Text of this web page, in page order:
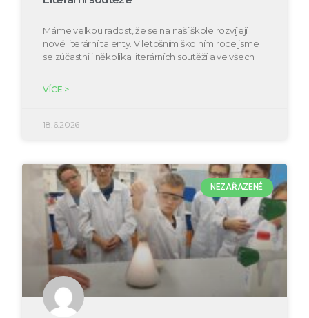
Máme velkou radost, že se na naší škole rozvíjejí
nové literární talenty. V letošním školním roce jsme
se zúčastnili několika literárních soutěží a ve všech
VÍCE >
18.6.2026
NEZAŘAZENÉ